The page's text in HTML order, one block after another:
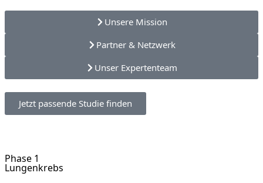
Unsere Mission
Partner & Netzwerk
Unser Expertenteam
Jetzt passende Studie finden
Phase 1
Lungenkrebs